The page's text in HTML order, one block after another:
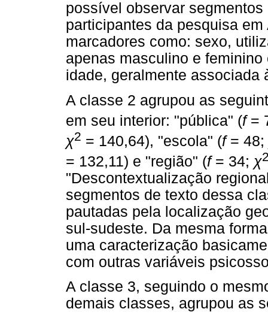
possível observar
participantes da pesquisa
marcadores como: sexo,
apenas masculino e
idade, geralmente associada
A classe 2 agrupou as
em seu interior: "pública" (f=
χ2 = 140,64), "escola" (f = 48;
= 132,11) e "região" (f= 34; χ
"Descontextualização
segmentos de texto dessa
pautadas pela localização
sul-sudeste. Da mesma
uma caracterização
com outras variáveis
A classe 3, seguindo o
demais classes, agrupou as